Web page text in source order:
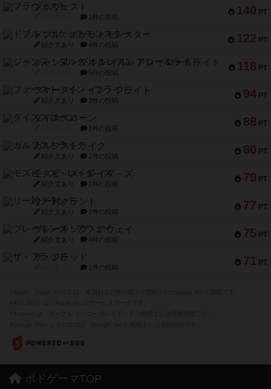
140 PT
ブラヴェスト
1件の投稿
122 PT
ドブル：ポケットモンスター
紹介文あり 4件の投稿
118 PT
ジャンヌ・ダルク-オルレアン ドロー＆ライト
5件の投稿
94 PT
ファースト・イン・フライト
紹介文あり 3件の投稿
88 PT
ダイススローン
1件の投稿
80 PT
ガルフストライク
紹介文あり 1件の投稿
79 PT
モズビ－ズ・レイダ－ズ
紹介文あり 1件の投稿
77 PT
リー対グラント
紹介文あり 1件の投稿
75 PT
ブレーキング・アウェイ
紹介文あり 4件の投稿
71 PT
ザ・フラッド
1件の投稿
ボドゲーマTOP